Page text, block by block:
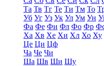
Та Тв Тг Те Ти Тм То
Уб Уг Уз Ук Ул Ум Ун
Фа Фе Фи Фл Фо Фр
Ха Хв Хе Хи Хл Хо Ху
Це Ци Цф
Ча Че Чи
Ша Шв Ши Шу